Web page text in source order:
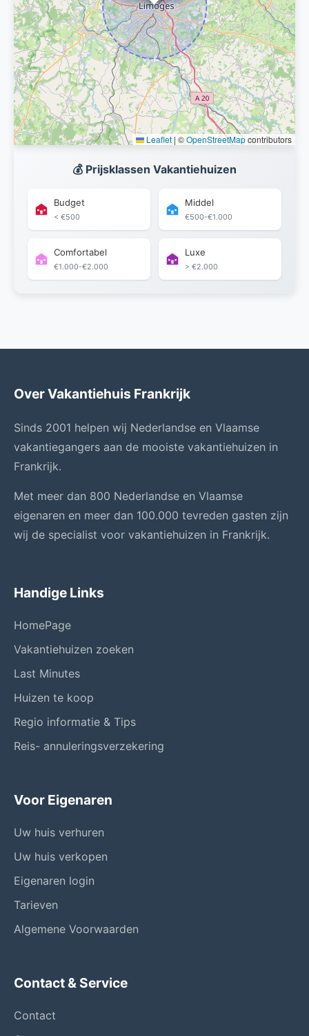
Leaflet | ©OpenStreetMapcontributors
💰 Prijsklassen Vakantiehuizen
Budget
< €500
Middel
€500-€1.000
Comfortabel
€1.000-€2.000
Luxe
> €2.000
Over Vakantiehuis Frankrijk
Sinds 2001 helpen wij Nederlandse en Vlaamse
vakantiegangers aan de mooiste vakantiehuizen in
Frankrijk.
Met meer dan 800 Nederlandse en Vlaamse
eigenaren en meer dan 100.000 tevreden gasten zijn
wij de specialist voor vakantiehuizen in Frankrijk.
Handige Links
HomePage
Vakantiehuizen zoeken
Last Minutes
Huizen te koop
Regio informatie & Tips
Reis- annuleringsverzekering
Voor Eigenaren
Uw huis verhuren
Uw huis verkopen
Eigenaren login
Tarieven
Algemene Voorwaarden
Contact & Service
Contact